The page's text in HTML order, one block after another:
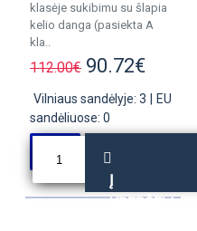
klasėje sukibimu su šlapia
kelio danga (pasiekta A
kla..
112.00€ 90.72€
Vilniaus sandėlyje: 3
EU
sandėliuose: 0
Į
KREPŠELĮ